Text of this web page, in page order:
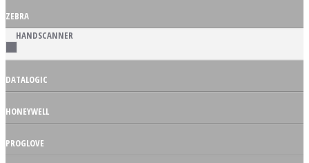
ZEBRA
HANDSCANNER
DATALOGIC
HONEYWELL
PROGLOVE